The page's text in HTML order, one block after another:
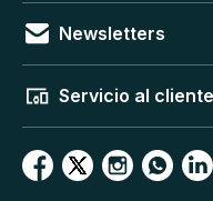
Newsletters
Servicio al cliente